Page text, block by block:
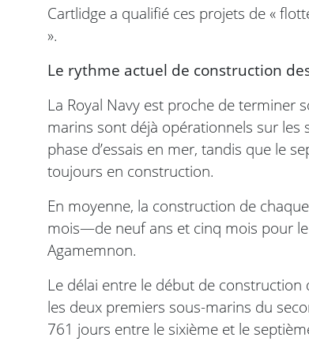
Cartlidge a qualifié ces projets de «
».
Le rythme actuel de construction
La Royal Navy est proche de terminer
marins sont déjà opérationnels sur les
phase d’essais en mer, tandis que le
toujours en construction.
En moyenne, la construction de
mois—de neuf ans et cinq mois pour
Agamemnon.
Le délai entre le début de
les deux premiers sous-marins du
761 jours entre le sixième et le